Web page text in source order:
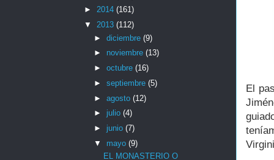
El
► 2014 (161)
▼ 2013 (112)
► diciembre (9)
► noviembre (13)
► octubre (16)
► septiembre (5)
► agosto (12)
► julio (4)
► junio (7)
▼ mayo (9)
EL MONASTERIO O